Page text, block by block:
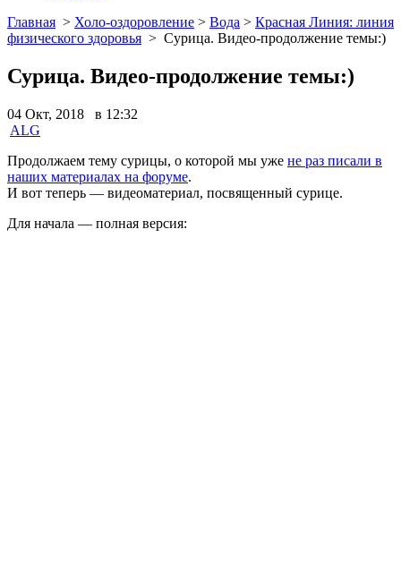
Главная > Холо-оздоровление > Вода > Красная Линия: линия
физического здоровья > Сурица. Видео-продолжение темы:)
Сурица. Видео-продолжение темы:)
04 Окт, 2018 в 12:32
ALG
Продолжаем тему сурицы, о которой мы уже не раз писали в
наших материалах на форуме.
И вот теперь — видеоматериал, посвященный сурице.
Для начала — полная версия: